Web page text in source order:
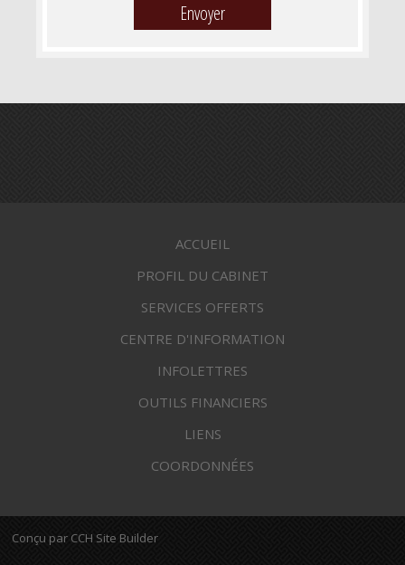
ACCUEIL
PROFIL DU CABINET
SERVICES OFFERTS
CENTRE D'INFORMATION
INFOLETTRES
OUTILS FINANCIERS
LIENS
COORDONNÉES
Conçu par CCH Site Builder